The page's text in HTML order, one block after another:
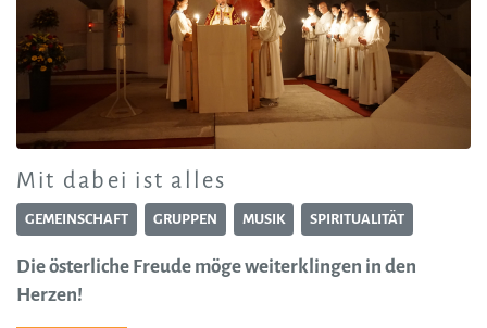
Mit dabei ist alles
GEMEINSCHAFT GRUPPEN MUSIK SPIRITUALITÄT
Die österliche Freude möge weiterklingen in den
Herzen!